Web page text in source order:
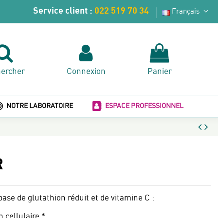
Service client : 022 519 70 34 Français
Connexion Panier
NOTRE LABORATOIRE ESPACE PROFESSIONNEL
de glutathion réduit et de vitamine C :
cellulaire *